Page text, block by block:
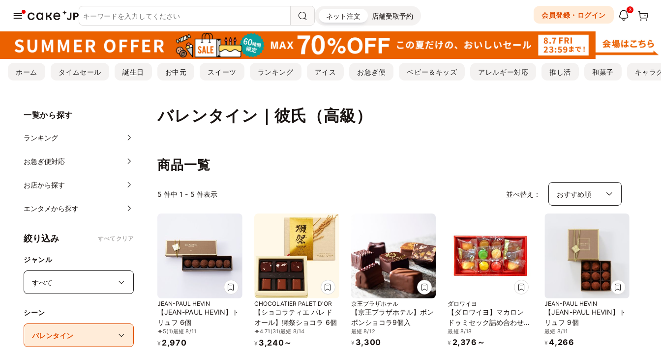
ネット注文 店舗受取予約 会員登録・ログイン
3
ホーム タイムセール 誕生日 お中元 スイーツ ランキング アイス お急ぎ便 ベビー＆キッズ アレルギー対応 推し活 和菓子 キャラ
バレンタイン｜彼氏（高級）
一覧から探す
ランキング
お急ぎ便対応
お店から探す
エンタメから探す
絞り込み すべてクリア
ジャンル
シーン
商品一覧
5 件中 1 - 5 件表示 並べ替え：
JEAN-PAUL HEVIN
【JEAN-PAUL HEVIN】ト
リュフ 6個
5(1)最短 8/11
¥ 2,970
CHOCOLATIER PALET D'OR
【ショコラティエ パレド
オール】獺祭ショコラ 6個
4.71 (31)最短 8/14
¥ 3,240～
京王プラザホテル
【京王プラザホテル】ボン
ボンショコラ9個入
最短 8/12
¥ 3,300
ダロワイヨ
【ダロワイヨ】マカロン
ドゥミセック詰め合わせ
（中）
最短 8/18
¥ 2,376～
JEAN-PAUL HEVIN
【JEAN-PAUL HEVIN】ト
リュフ 9個
最短 8/11
¥ 4,266